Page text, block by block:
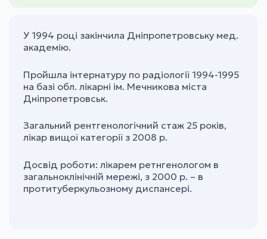
У 1994 році закінчила Дніпропетровську мед.
академію.
Пройшла інтернатуру по радіології 1994-1995
на базі обл. лікарні ім. Мечникова міста
Дніпропетровськ.
Загальний рентгенологічний стаж 25 років,
лікар вищої категорії з 2008 р.
Досвід роботи: лікарем ретнгенологом в
загальноклінічній мережі, з 2000 р. – в
протитуберкульозному диспансері.